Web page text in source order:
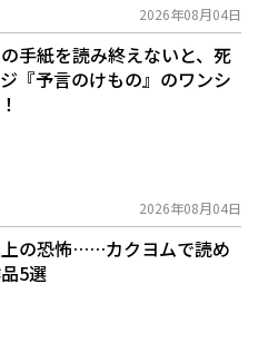
2026年08月04日
の手紙を読み終えないと、死
ジ『予言のけもの』のワンシ
2026年08月04日
の恐怖……カクヨムで読め
5選